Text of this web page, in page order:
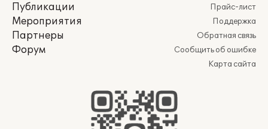
Публикации
Мероприятия
Партнеры
Форум
Прайс-лист
Поддержка
Обратная связь
Сообщить об ошибке
Карта сайта